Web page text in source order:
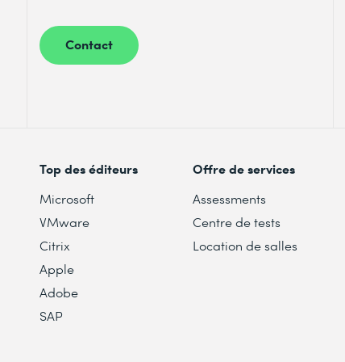
Contact
Top des éditeurs
Microsoft
VMware
Citrix
Apple
Adobe
SAP
Offre de services
Assessments
Centre de tests
Location de salles